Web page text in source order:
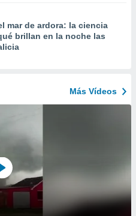
mar de ardora: la ciencia
brillan en la noche las
Más Vídeos